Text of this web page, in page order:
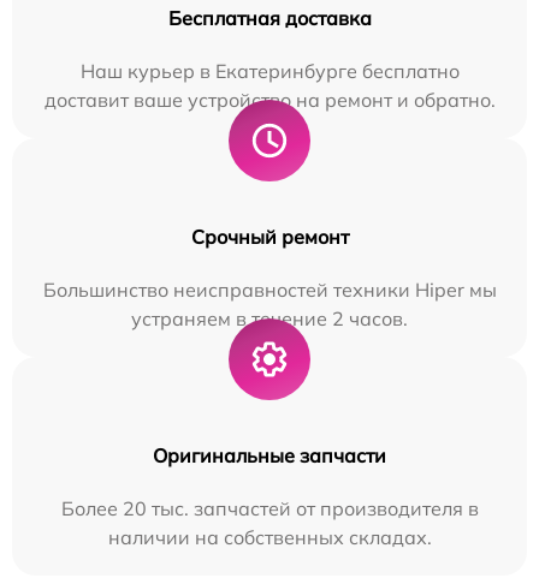
Бесплатная доставка
Наш курьер в Екатеринбурге бесплатно
доставит ваше устройство на ремонт и обратно.
Срочный ремонт
Большинство неисправностей техники Hiper мы
устраняем в течение 2 часов.
Оригинальные запчасти
Более 20 тыс. запчастей от производителя в
наличии на собственных складах.